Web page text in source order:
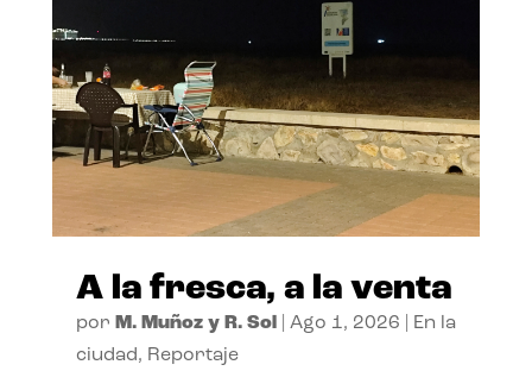
A la fresca, a la venta
por M. Muñoz y R. Sol| Ago 1, 2026
En la
ciudad, Reportaje